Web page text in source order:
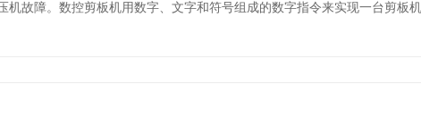
故障。数控剪板机用数字、文字和符号组成的数字指令来实现一台剪板机